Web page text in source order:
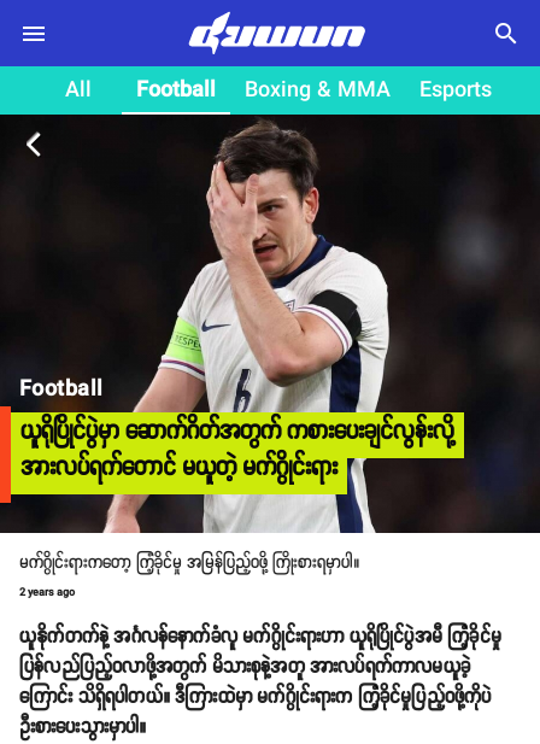
search
All Football Boxing & MMA Esports
arrow_back_ios
Football
ယူရိုပြိုင်ပွဲမှာ ဆောက်ဂိတ်အတွက် ကစားပေးချင်လွန်းလို့
အားလပ်ရက်တောင် မယူတဲ့ မက်ဂွိုင်းရား
မက်ဂွိုင်းရားကတော့ ကြံ့ခိုင်မှု အမြန်ပြည့်ဝဖို့ ကြိုးစားရမှာပါ။
2 years ago
ယူနိုက်တက်နဲ့ အင်္ဂလန်နောက်ခံလူ မက်ဂွိုင်းရားဟာ ယူရိုပြိုင်ပွဲအမီ ကြံ့ခိုင်မှု
ပြန်လည်ပြည့်ဝလာဖို့အတွက် မိသားစုနဲ့အတူ အားလပ်ရက်ကာလမယူခဲ့
ကြောင်း သိရှိရပါတယ်။ ဒီကြားထဲမှာ မက်ဂွိုင်းရားက ကြံ့ခိုင်မှုပြည့်ဝဖို့ကိုပဲ
ဦးစားပေးသွားမှာပါ။